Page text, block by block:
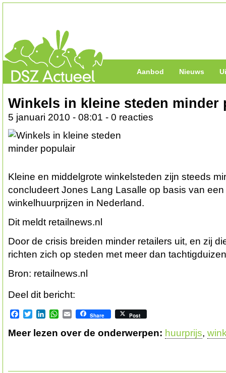
Aanbod Nieuws
Winkels in kleine steden minder
5 januari 2010 - 08:01 - 0 reacties
Kleine en middelgrote winkelsteden zijn steeds
concludeert Jones Lang Lasalle op basis van
winkelhuurprijzen in Nederland.
Dit meldt retailnews.nl
Door de crisis breiden minder retailers uit, en zij
richten zich op steden met meer dan
Bron: retailnews.nl
Deel dit bericht:
Facebook
TwitterLinkedInWhatsApp
EmailShare Post
Meer lezen over de onderwerpen: huurprijs,